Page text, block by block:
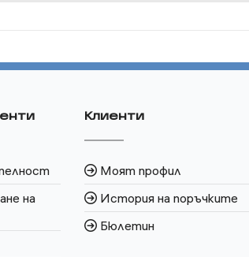
на
Клиенти
Моят профил
История на поръчките
Бюлетин